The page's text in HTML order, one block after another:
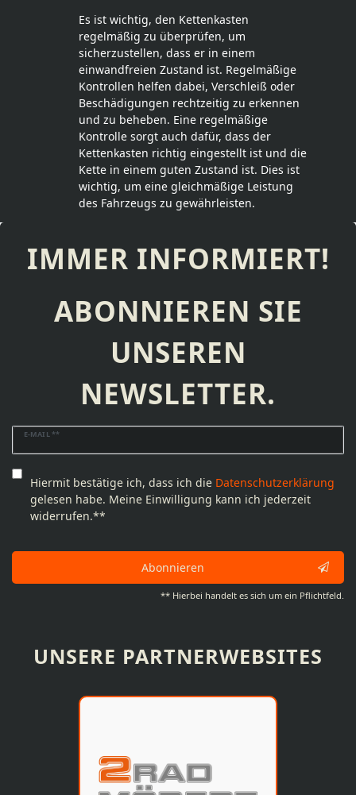
Es ist wichtig, den Kettenkasten
regelmäßig zu überprüfen, um
sicherzustellen, dass er in einem
einwandfreien Zustand ist. Regelmäßige
Kontrollen helfen dabei, Verschleiß oder
Beschädigungen rechtzeitig zu erkennen
und zu beheben. Eine regelmäßige
Kontrolle sorgt auch dafür, dass der
Kettenkasten richtig eingestellt ist und die
Kette in einem guten Zustand ist. Dies ist
wichtig, um eine gleichmäßige Leistung
des Fahrzeugs zu gewährleisten.
IMMER INFORMIERT!
ABONNIEREN SIE
UNSEREN
NEWSLETTER.
E-MAIL **
Newsletter
Honig
Hiermit bestätige ich, dass ich die Daten­schutz­erklärung
gelesen habe. Meine Einwilligung kann ich jederzeit
widerrufen.**
Abonnieren
** Hierbei handelt es sich um ein Pflichtfeld.
UNSERE PARTNERWEBSITES